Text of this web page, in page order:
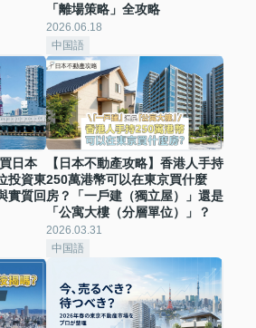
「離場策略」全攻略
2026.06.18
中国語
日本
投資東
實質回
【日本不動產攻略】香港人手持
250萬港幣可以在東京買什麼
房？「一戶建（獨立屋）」還是
「公寓大樓（分層單位）」？
2026.03.31
中国語